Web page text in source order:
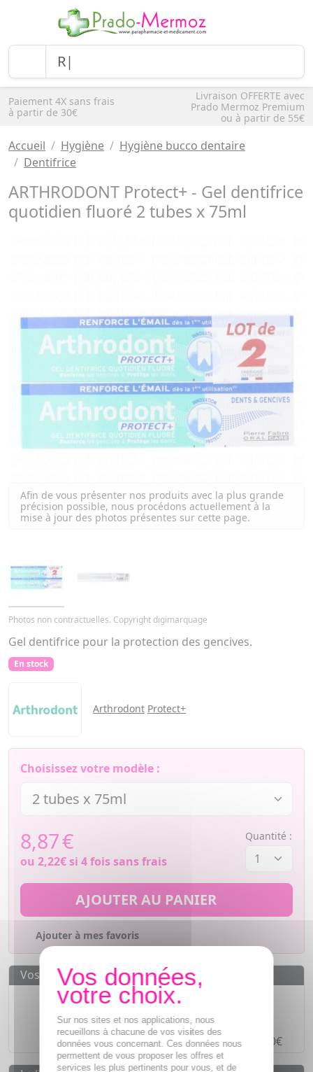
Paiement 4X sans frais
à partir de 30€
Livraison OFFERTE avec
Prado Mermoz Premium
ou à partir de 55€
Accueil Hygiène
Hygiène bucco dentaire
Dentifrice
ARTHRODONT Protect+ - Gel dentifrice
quotidien fluoré 2 tubes x 75ml
Afin de vous présenter nos produits avec la plus grande
précision possible, nous procédons actuellement à la
mise à jour des photos présentes sur cette page.
Photos non contractuelles. Copyright digimarquage
Gel dentifrice pour la protection des gencives.
En stock
Arthrodont Protect+
Choisissez votre modèle :
8,87€
ou 2,22€si 4 fois sans frais
Quantité :
AJOUTER AU PANIER
Ajouter à mes favoris
Vos avantages
Des prixIMBATTABLES
Paiement en ligneSÉCURISÉ
Paiement en4 fois sans fraisà partir de 30€
Sur nos sites et nos applications, nous
recueillons à chacune de vos visites des
données vous concernant. Ces données nous
permettent de vous proposer les offres et
services les plus pertinents pour vous, et de